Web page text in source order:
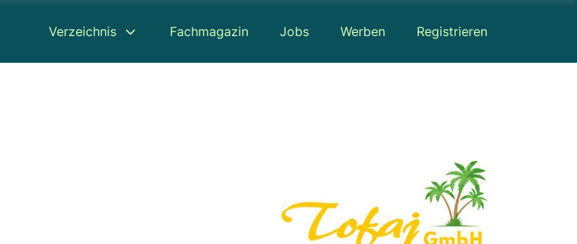
Verzeichnis Fachmagazin Jobs Werben Registrieren